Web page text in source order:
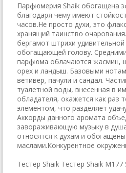
Парфюмерия Shaik обогащена
благодаря чему имеют
часов.Не просто духи, это
хранящий таинство
бергамот штрихи
обогащающей голову.
парфюма облачаются жасмин,
орех и ландыш. Базовыми
ветивер, пачули и сандал.
туалетной воды, внесенная в
обладателя, окажется как раз
элементом, что разделяет
Аккорды данного аромата
завораживающую музыку в
относятся к духам и
маслами.Конкурентное
Тестер Shaik Тестер Shaik M177